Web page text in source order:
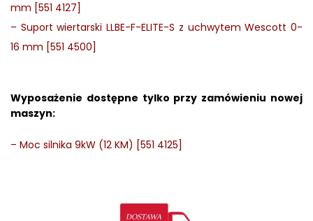
mm [551 4127]
– Suport wiertarski LLBE-F-ELITE-S z uchwytem Wescott 0-
16 mm [551 4500]
Wyposażenie dostępne tylko przy zamówieniu nowej
maszyn:
– Moc silnika 9kW (12 KM) [551 4125]